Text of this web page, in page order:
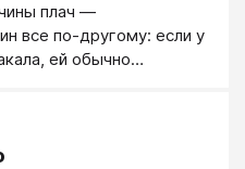
плач —
все по-другому: если у
ей обычно
не облегчается, нет.
что для них это обычно